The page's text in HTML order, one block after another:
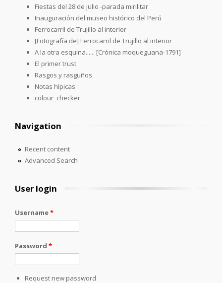
Fiestas del 28 de julio -parada mirilitar
Inauguración del museo histórico del Perú
Ferrocarril de Trujillo al interior
[Fotografía de] Ferrocarril de Trujillo al interior
A la otra esquina...... [Crónica moqueguana-1791]
El primer trust
Rasgos y rasguños
Notas hípicas
colour_checker
Navigation
Recent content
Advanced Search
User login
Username*
Password *
Request new password